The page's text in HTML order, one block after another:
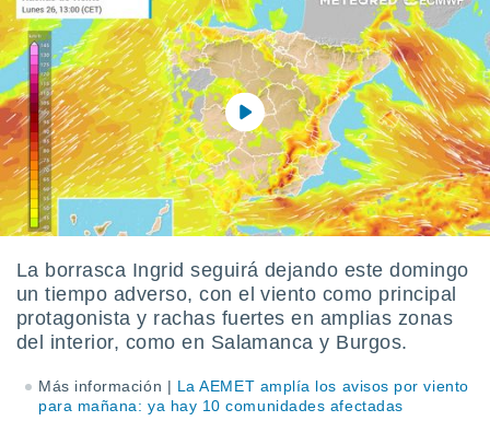
y
forma
digital
basada
permite
seguir
contenido
coste.
ACEPTAR
CONTINUAR
CONFIGURACIÓN
La borrasca Ingrid seguirá dejando este domingo
un tiempo adverso, con el viento como principal
protagonista y rachas fuertes en amplias zonas
del interior, como en Salamanca y Burgos.
Más información | La AEMET amplía los avisos por viento
para mañana: ya hay 10 comunidades afectadas